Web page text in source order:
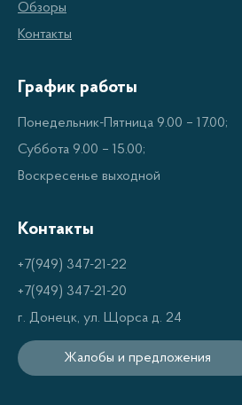
вытяжек Fabiano для Вашей
модели вытяжек со
очистки воздуха. Вы можете
подходящую по размерам и
Наши модели отличаются
производительностью,
Преимущества
производительность, экономят
Обзоры
Контакты
График работы
Понедельник-Пятница 9.00 – 17.00;
Суббота 9.00 – 15.00;
Воскресенье выходной
Контакты
+7(949) 347-21-22
+7(949) 347-21-20
г. Донецк, ул. Щорса д. 24
Жалобы и предложения